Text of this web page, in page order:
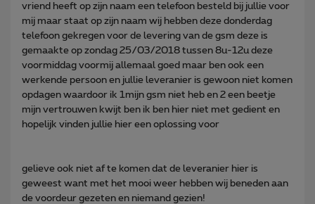
vriend heeft op zijn naam een telefoon besteld bij jullie voor
mij maar staat op zijn naam wij hebben deze donderdag
telefoon gekregen voor de levering van de gsm deze is
gemaakte op zondag 25/03/2018 tussen 8u-12u deze
voormiddag voormij allemaal goed maar ben ook een
werkende persoon en jullie leveranier is gewoon niet komen
opdagen waardoor ik 1mijn gsm niet heb en 2 een beetje
mijn vertrouwen kwijt ben ik ben hier niet met gedient en
hopelijk vinden jullie hier een oplossing voor
gelieve ook niet af te komen dat de leveranier hier is
geweest want met het mooi weer hebben wij beneden aan
de voordeur gezeten en niemand gezien!